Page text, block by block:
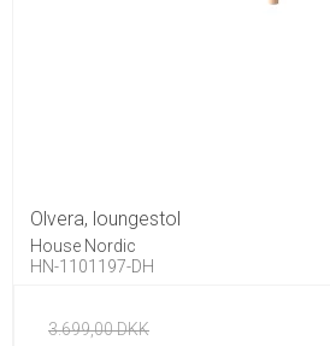
Olvera, loungestol
House Nordic
HN-1101197-DH
3.699,00 DKK